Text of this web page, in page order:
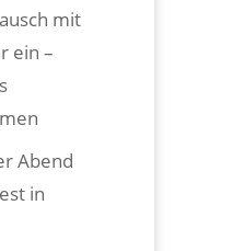
mit
ein –
Abend
in